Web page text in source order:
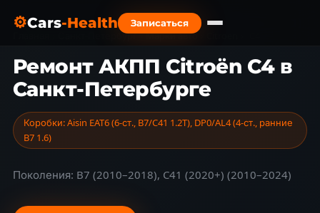
⚙Cars-Health Записаться
Санкт-Петербург › Марки авто
Ремонт АКПП Citroën C4 в
Санкт-Петербурге
Коробки: Aisin EAT6 (6-ст., B7/C41 1.2T), DP0/AL4 (4-ст., ранние
B7 1.6)
Поколения: B7 (2010–2018), C41 (2020+) (2010–2024)